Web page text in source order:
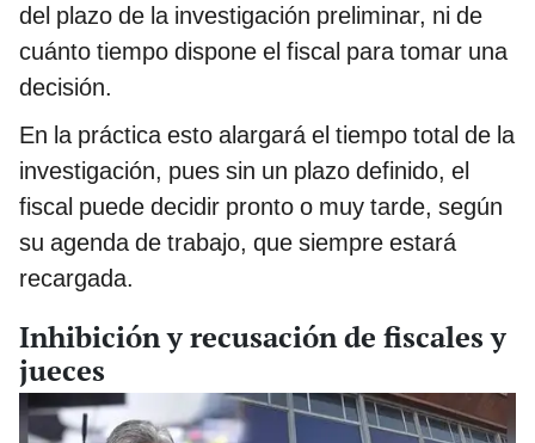
del plazo de la investigación preliminar, ni de
cuánto tiempo dispone el fiscal para tomar una
decisión.
En la práctica esto alargará el tiempo total de la
investigación, pues sin un plazo definido, el
fiscal puede decidir pronto o muy tarde, según
su agenda de trabajo, que siempre estará
recargada.
Inhibición y recusación de fiscales y
jueces